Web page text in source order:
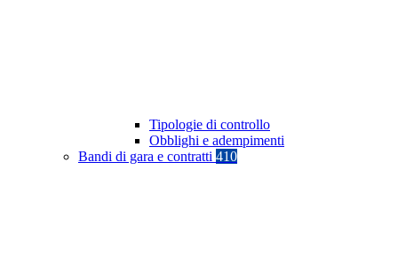
Tipologie di controllo
Obblighi e adempimenti
Bandi di gara e contratti 410